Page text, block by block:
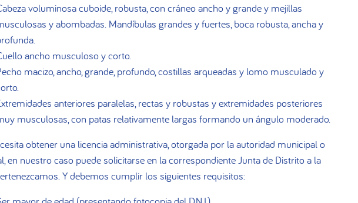
voluminosa cuboide, robusta, con cráneo ancho y grande y mejillas
y abombadas. Mandíbulas grandes y fuertes, boca robusta, ancha y
ancho musculoso y corto.
macizo, ancho, grande, profundo, costillas arqueadas y lomo musculado y
anteriores paralelas, rectas y robustas y extremidades posteriores
musculosas, con patas relativamente largas formando un ángulo moderado.
obtener una licencia administrativa, otorgada por la autoridad municipal o
en nuestro caso puede solicitarse en la correspondiente Junta de Distrito a la
Y debemos cumplir los siguientes requisitos: